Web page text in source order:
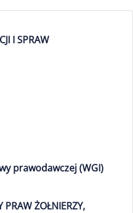
I SPRAW
prawodawczej (WGI)
ŻOŁNIERZY,